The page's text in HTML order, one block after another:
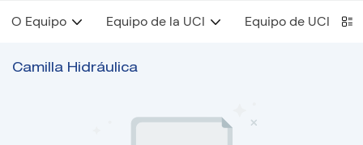
O Equipo Equipo de la UCI Equipo de UCIN
Camilla Hidráulica